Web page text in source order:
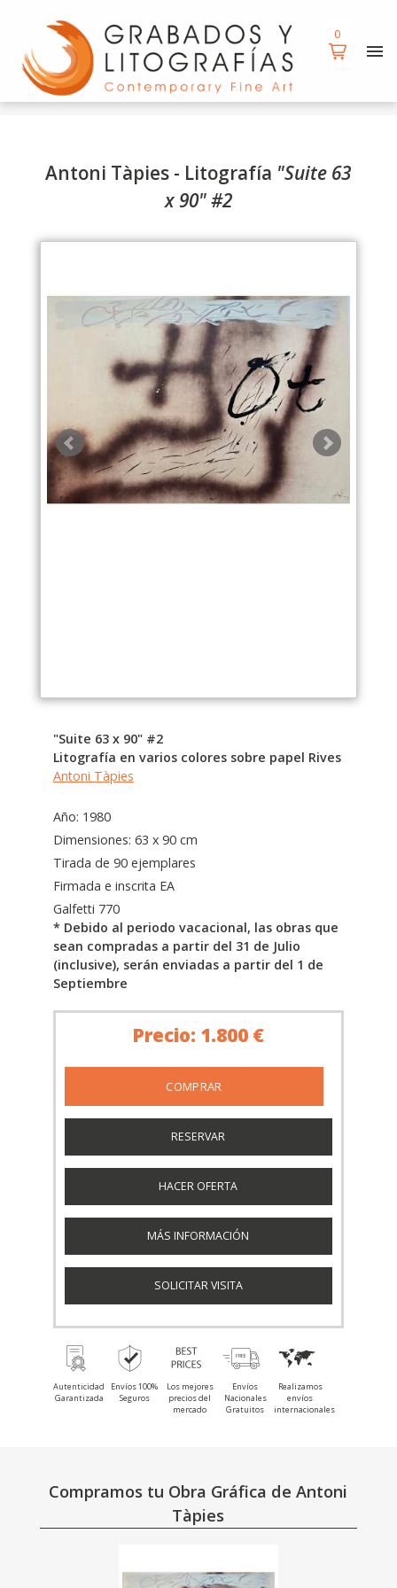
Antoni Tàpies - Litografía "Suite 63
x 90" #2
"Suite 63 x 90" #2
Litografía en varios colores sobre papel Rives
Antoni Tàpies
Año: 1980
Dimensiones: 63 x 90 cm
Tirada de 90 ejemplares
Firmada e inscrita EA
Galfetti 770
* Debido al periodo vacacional, las obras que
sean compradas a partir del 31 de Julio
(inclusive), serán enviadas a partir del 1 de
Septiembre
Precio: 1.800 €
RESERVAR
HACER OFERTA
MÁS INFORMACIÓN
SOLICITAR VISITA
Autenticidad
Garantizada
Envíos 100%
Seguros
Los mejores
precios del
mercado
Envíos
Nacionales
Gratuitos
Realizamos
envíos
internacionales
Compramos tu Obra Gráfica de Antoni
Tàpies
0
0